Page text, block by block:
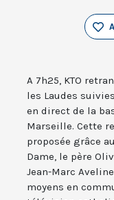
A 7h25, KTO
les Laudes
en direct de la
Marseille. Cette
proposée grâce
Dame, le père
Jean-Marc
moyens en